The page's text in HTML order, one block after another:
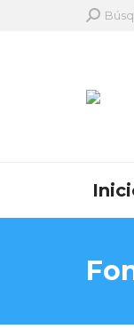
Search: